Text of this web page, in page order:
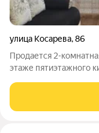
улица Косарева,86
Продается 2-
этаже пятиэтажного
квартире выполнен
на стенах обои, окна